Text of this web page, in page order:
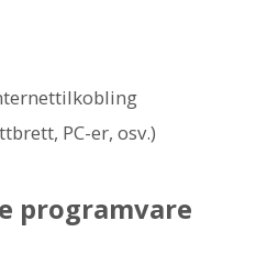
PC-er, osv.)
programvare